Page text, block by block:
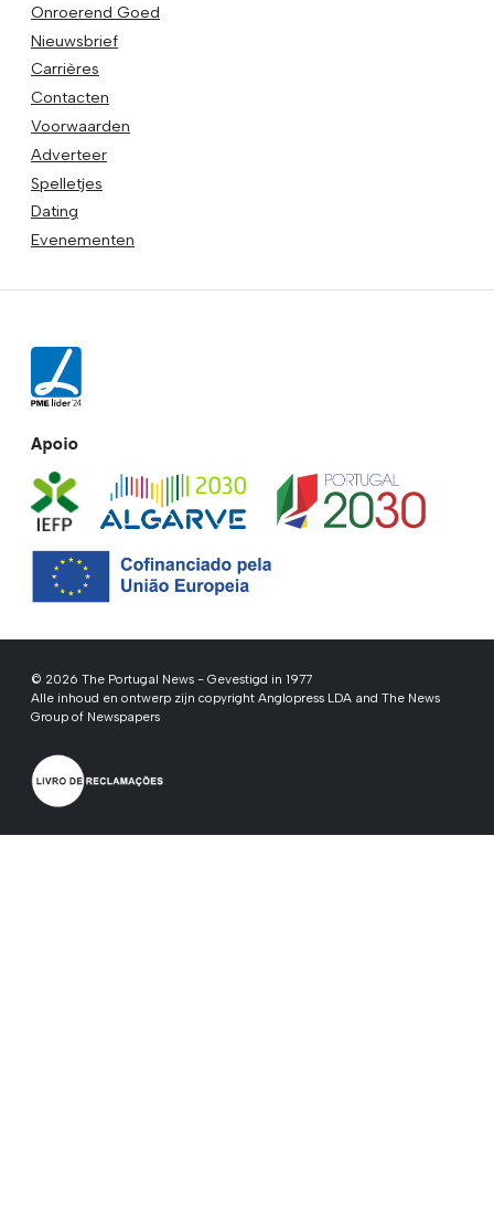
Onroerend Goed
Nieuwsbrief
Carrières
Contacten
Voorwaarden
Adverteer
Spelletjes
Dating
Evenementen
Apoio
© 2026 The Portugal News - Gevestigd in 1977
Alle inhoud en ontwerp zijn copyright Anglopress LDA and The News
Group of Newspapers